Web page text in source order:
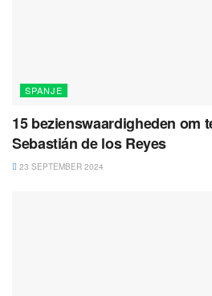
SPANJE
15 bezienswaardigheden om
Sebastián de los Reyes
23 SEPTEMBER 2024